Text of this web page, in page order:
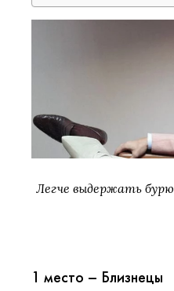
Легче выдержать
1 место – Близнецы